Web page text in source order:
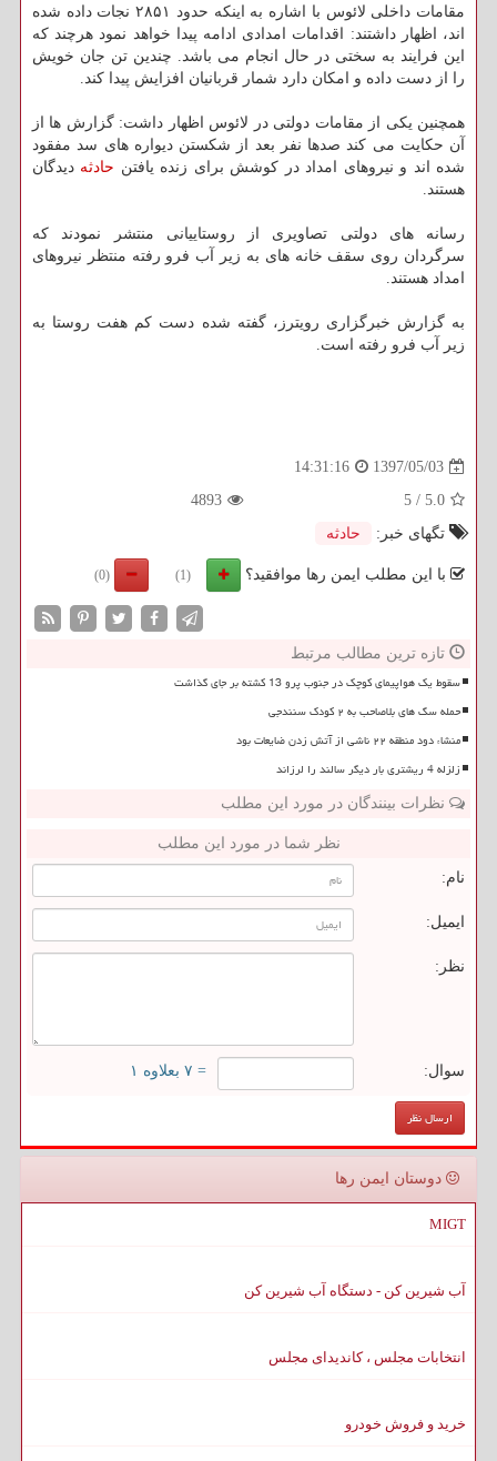
مقامات داخلی لائوس با اشاره به اینكه حدود ۲۸۵۱ نجات داده شده
اند، اظهار داشتند: اقدامات امدادی ادامه پیدا خواهد نمود هرچند كه
این فرایند به سختی در حال انجام می باشد. چندین تن جان خویش
را از دست داده و امكان دارد شمار قربانیان افزایش پیدا كند.
همچنین یكی از مقامات دولتی در لائوس اظهار داشت: گزارش ها از
آن حكایت می كند صدها نفر بعد از شكستن دیواره های سد مفقود
شده اند و نیروهای امداد در كوشش برای زنده یافتن حادثه دیدگان
هستند.
رسانه های دولتی تصاویری از روستاییانی منتشر نمودند كه
سرگردان روی سقف خانه های به زیر آب فرو رفته منتظر نیروهای
امداد هستند.
به گزارش خبرگزاری رویترز، گفته شده دست كم هفت روستا به
زیر آب فرو رفته است.
1397/05/03
14:31:16
5.0
/
5
4893
تگهای خبر:
حادثه
با این مطلب ایمن رها موافقید؟ (1)
(0)
تازه ترین مطالب مرتبط
سقوط یک هواپیمای کوچک در جنوب پرو 13 کشته بر جای گذاشت
حمله سگ های بلاصاحب به ۲ کودک سنندجی
منشاء دود منطقه ۲۲ ناشی از آتش زدن ضایعات بود
زلزله 4 ریشتری بار دیگر سالند را لرزاند
نظرات بینندگان در مورد این مطلب
نظر شما در مورد این مطلب
نام:
ایمیل:
نظر:
سوال: = ۷ بعلاوه ۱
دوستان ایمن رها
MIGT
آب شیرین کن - دستگاه آب شیرین کن
انتخابات مجلس ، کاندیدای مجلس
خرید و فروش خودرو